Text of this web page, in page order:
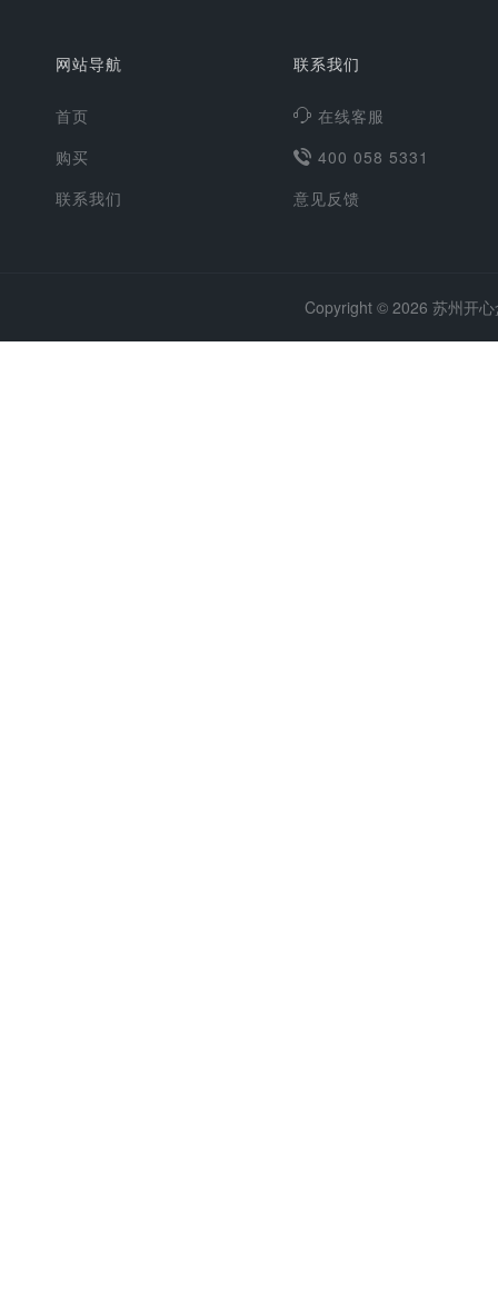
网站导航
首页
购买
联系我们
联系我们
在线客服
400 058 5331
意见反馈
Copyright © 2026 苏州开